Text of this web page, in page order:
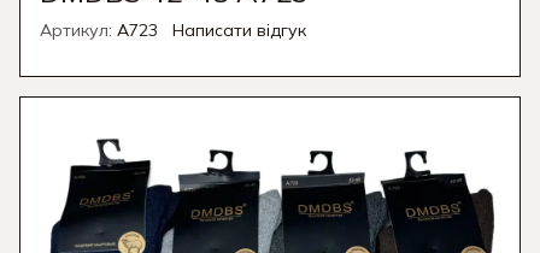
Артикул: A723 Написати відгук